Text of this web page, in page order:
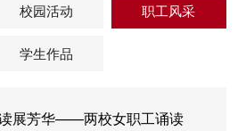
校园活动 职工风采
学生作品
展芳华——两校女职工诵读